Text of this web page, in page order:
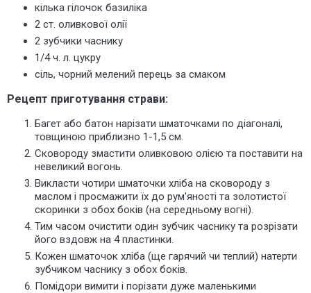
кілька гілочок базиліка
2 ст. оливкової олії
2 зубчики часнику
1/4 ч. л. цукру
сіль, чорний мелений перець за смаком
Рецепт приготування страви:
Багет або батон нарізати шматочками по діагоналі,
товщиною приблизно 1-1,5 см.
Сковороду змастити оливковою олією та поставити на
невеликий вогонь.
Викласти чотири шматочки хліба на сковороду з
маслом і просмажити їх до рум'яності та золотистої
скоринки з обох боків (на середньому вогні).
Тим часом очистити один зубчик часнику та розрізати
його вздовж на 4 пластинки.
Кожен шматочок хліба (ще гарячий чи теплий) натерти
зубчиком часнику з обох боків.
Помідори вимити і порізати дуже маленькими